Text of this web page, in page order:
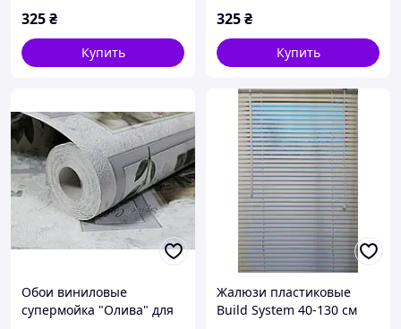
325₴
Купить
325₴
Купить
Обои виниловые
супермойка "Олива" для
Жалюзи пластиковые
Build System 40-130 см